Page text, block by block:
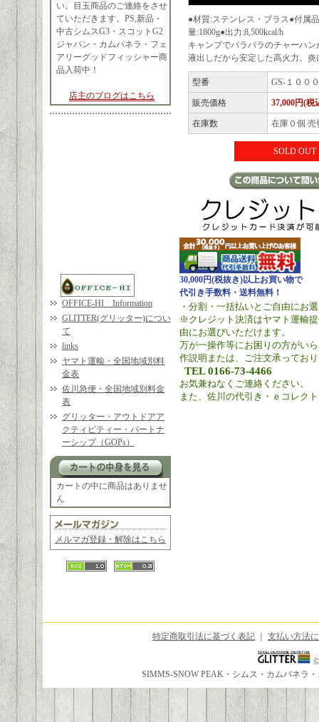
い。目玉商品のご連絡をさせ
ていただきます。PS,新品・
中古シムスG3・スコットG2
ジャパン・カムパネラ・フェ
アリーグッドフィッシャー商
品入荷中！
店主のブログはこちら
OFFICE-HI Information
GLITTER(グリッター)につい
て
links
ヤマト運輸・全国地域別料
金表
佐川急便・全国地域別料金
表
グリッター・アウトドアア
クティビティー・パートナ
ーシップ（GOPs）
カートの中に商品はありませ
ん
メルマガ登録・解除はこちら
●材質:ステンレス・ブラス●付属
量:1800g●出力:8,500kcal/h
キャンプでパラパラのチャーハ
液出しだから安定した高火力。
型番 GS-１０００
販売価格 37,000円(税
在庫数 在庫０個 売
SOLD OUT
30,000円(税抜き)以上お買い物で
代引き手数料・送料無料！
・分割・一括払いとご自由にお
※クレジット決済はヤマト運輸
由にお選びいただけます。
万が一操作等にお困りの方がい
作説明または、ご注文承ってお
TEL 0166-73-4466
お気兼ねなくご連絡ください。
また、佐川の代引き・ｅコレク
特定商取引法に基づく表記 支払い方法
SIMMS-SNOW PEAK・シムス・カムパネラ